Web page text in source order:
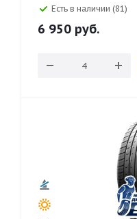
Есть в наличии (81)
6 950 руб.